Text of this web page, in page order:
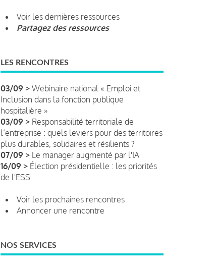
Voir les dernières ressources
Partagez des ressources
LES RENCONTRES
03/09 > Webinaire national « Emploi et
Inclusion dans la fonction publique
hospitalière »
03/09 > Responsabilité territoriale de
l’entreprise : quels leviers pour des territoires
plus durables, solidaires et résilients ?
07/09 > Le manager augmenté par l'IA
16/09 > Élection présidentielle : les priorités
de l'ESS
Voir les prochaines rencontres
Annoncer une rencontre
NOS SERVICES